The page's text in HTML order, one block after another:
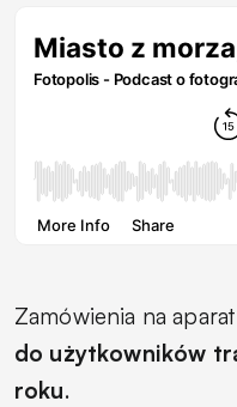
Zamówienia na
do użytkowników
roku.